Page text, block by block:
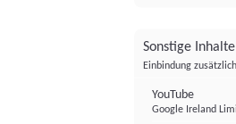
Sonstige Inhalte
Einbindung
YouTube
Google Ireland